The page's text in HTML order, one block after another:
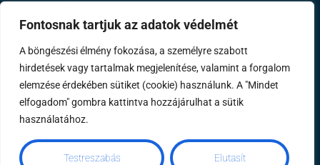
Fontosnak tartjuk az adatok védelmét
A böngészési élmény fokozása, a személyre szabott
hirdetések vagy tartalmak megjelenítése, valamint a forgalom
elemzése érdekében sütiket (cookie) használunk. A "Mindet
elfogadom" gombra kattintva hozzájárulhat a sütik
használatához.
Testreszabás Elutasít
A Bouygues csoport tagja
Rólunk Szakterületeink Referenciáink
Távhő
KarrierKapcsolatImpresszum
Mérőóraállás rögzítése
Éves energetikai